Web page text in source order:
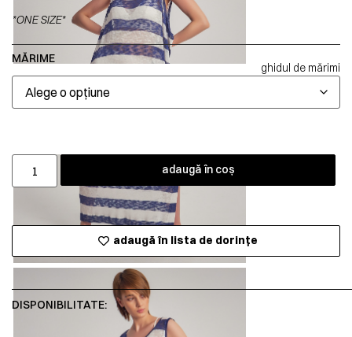
*ONE SIZE*
MĂRIME
ghidul de mărimi
adaugă în coș
adaugă în lista de dorințe
DISPONIBILITATE: